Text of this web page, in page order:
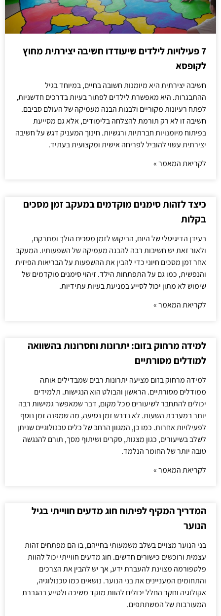
7 פעילויות לילדים שיעודדו חשיבה יצירתית מחוץ
לקופסא
חשיבה יצירתית היא מיומנות חשובה בחיים, במיוחד בגיל
ההתבגרות. היא מאפשרת לילדים לפתור בעיות בדרכים חדשניות,
לפתח רעיונות מקוריים ולבנות הבנה מעמיקה של העולם סביבם.
חשיבה זו לא רק תורמת להצלחה בלימודים, אלא גם מסייעת
בפיתוח מיומנויות חברתיות ורגשיות. חינוך המעניק דגש על חשיבה
יצירתית עשוי להוביל לפריחה אישית ומקצועית בעתיד.
לקריאת המאמר »
כיצד לזהות סימנים מוקדמים במעקב זמן מסכים
בקלות
בעידן הדיגיטלי של היום, הביקוש לזמן מסכים הולך ומתרקם,
ולאור זאת יש חשיבות רבה להבנה מעמיקה של השפעותיו. המעקב
אחר זמן מסכים חיוני כדי להבין את ההשפעות על הבריאות הפיזית
והנפשית, כמו גם על התפתחות הילד. זיהוי סימנים מוקדמים של
שימוש לא מתון יכול לסייע במניעת בעיות עתידיות.
לקריאת המאמר »
למידה מרחוק בזום: יתרונות וחסרונות בהשוואה
למודלים מסורתיים
למידה מרחוק בזום מציעה יתרונות רבים שמבדילים אותה
ממודלים מסורתיים. הראשון והבולט הוא הנגישות. תלמידים
יכולים להתחבר לשיעורים מכל מקום, דבר שמאפשר גמישות רבה
יותר במערכת השעות. לא נדרש זמן נסיעה, מה שמפנה זמן נוסף
לפעילויות אחרות. כמו כן, המגוון הרחב של כלים טכנולוגיים שניתן
לשלב בשיעורים, כגון מצגות, סקרים ושיתוף מסך, תורם להנגשה
טובה יותר של החומר הנלמד.
לקריאת המאמר »
המדריך המקיף לפיתוח חוג מדעים חווייתי בגיל
הנוער
בני הנוער מצויים בשלב משמעותי בחייהם, בו הם מפתחים זהות
עצמית ורוכשים כישורים חדשים. חוג מדעים חווייתי יכול להוות
פלטפורמה מצוינת להעברת ידע, אך יש להבין את הצרכים
והתחומים המעניינים את בני הנוער. נושאים כמו טכנולוגיה,
אקולוגיה וחקר החלל יכולים להוות מוקד משיכה ולסייע בהגברת
המעורבות של המשתתפים.